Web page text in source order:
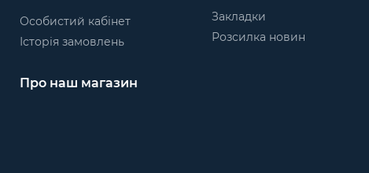
Особистий кабінет
Історія замовлень
Закладки
Розсилка новин
Про наш магазин